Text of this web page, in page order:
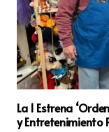
La 1 Estrena
y Entretenimiento